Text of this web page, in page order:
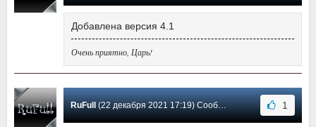
Добавлена версия 4.1
Очень приятно, Царь!
RuFull (22 декабря 2021 17:19) Сообщение #14 1